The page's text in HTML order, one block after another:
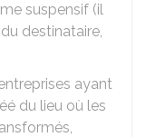
suspensif (il
destinataire,
ayant
du lieu où les